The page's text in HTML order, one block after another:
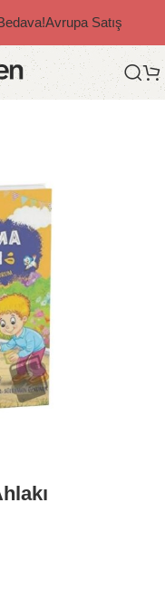
Avrupa Satış